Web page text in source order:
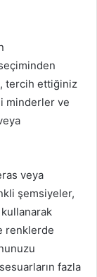
tercih ettiğiniz
minderler ve
veya
şemsiyeler,
renklerde
fazla